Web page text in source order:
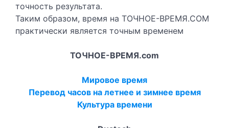
точность результата.
Таким образом, время на ТОЧНОЕ-ВРЕМЯ.COM
практически является точным временем
ТОЧНОЕ-ВРЕМЯ.com
Мировое время
Перевод часов на летнее и зимнее время
Культура времени